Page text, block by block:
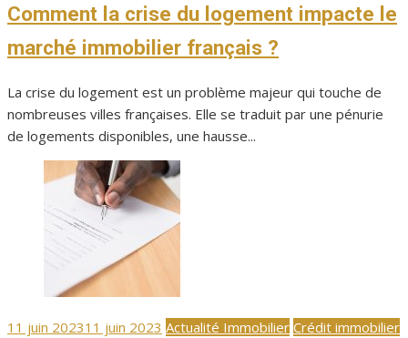
Comment la crise du logement impacte le
marché immobilier français ?
La crise du logement est un problème majeur qui touche de
nombreuses villes françaises. Elle se traduit par une pénurie
de logements disponibles, une hausse...
Publié
11 juin 202311 juin 2023 Actualité Immobilier Crédit immobilier